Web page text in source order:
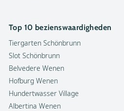
Top 10 bezienswaardigheden
Tiergarten Schönbrunn
Slot Schönbrunn
Belvedere Wenen
Hofburg Wenen
Hundertwasser Village
Albertina Wenen